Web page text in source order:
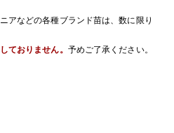
アなどの各種ブランド苗は、数に限り
ておりません。 予めご了承ください。